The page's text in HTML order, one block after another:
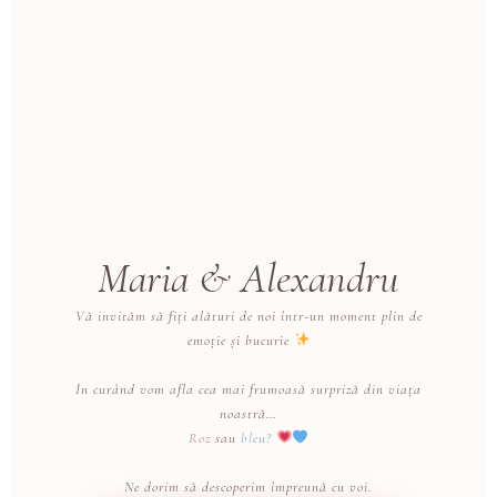
Maria & Alexandru
Vă invităm să fiți alături de noi într-un moment plin de
emoție și bucurie
În curând vom afla cea mai frumoasă surpriză din viața
noastră…
Rozsau bleu?
Ne dorim să descoperim împreună cu voi.